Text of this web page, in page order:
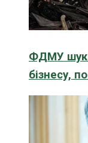
ФДМУ
бізнесу,